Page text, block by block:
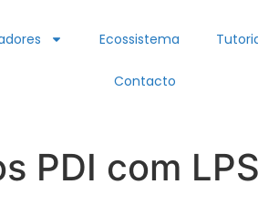
Ecossistema
Contacto
PDI com